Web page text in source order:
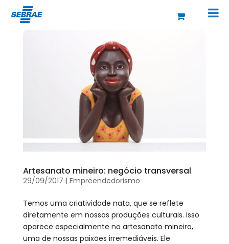
Artesanato mineiro: negócio transversal
29/09/2017 | Empreendedorismo
Temos uma criatividade nata, que se reflete
diretamente em nossas produções culturais. Isso
aparece especialmente no artesanato mineiro,
uma de nossas paixões irremediáveis. Ele